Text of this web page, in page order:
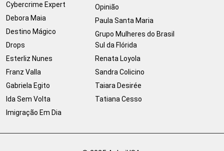
Cybercrime Expert
Debora Maia
Destino Mágico
Drops
Esterliz Nunes
Franz Valla
Gabriela Egito
Ida Sem Volta
Imigração Em Dia
Opinião
Paula Santa Maria
Grupo Mulheres do Brasil
Sul da Flórida
Renata Loyola
Sandra Colicino
Taiara Desirée
Tatiana Cesso